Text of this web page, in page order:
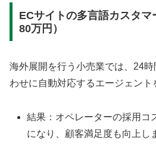
ECサイトの多言語カスタ
80万円）
海外展開を行う小売業では、24
わせに自動対応するエージェント
結果：オペレーターの採用コ
になり、顧客満足度も向上し